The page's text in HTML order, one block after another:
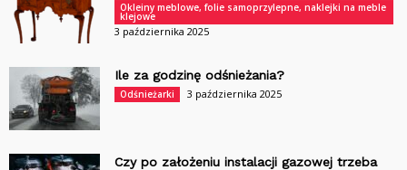
Okleiny meblowe, folie samoprzylepne, naklejki na meble
klejowe
3 października 2025
Ile za godzinę odśnieżania?
Odśnieżarki 3 października 2025
Czy po założeniu instalacji gazowej trzeba